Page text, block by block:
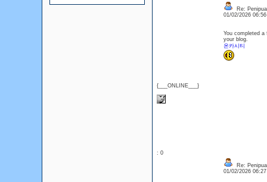
{___ONLINE___}
Re:
01/02/2026
You completed
your blog.
온카시티
: 0
Re:
01/02/2026